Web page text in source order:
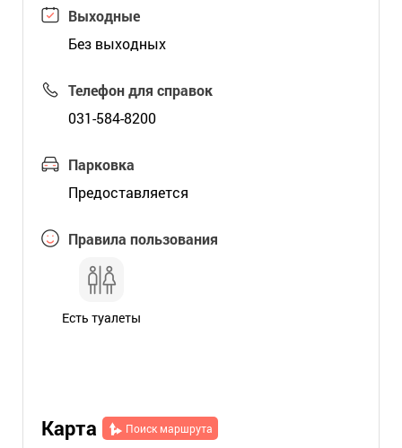
Выходные
Без выходных
Телефон для справок
031-584-8200
Парковка
Предоставляется
Правила пользования
Есть туалеты
Карта Поиск маршрута